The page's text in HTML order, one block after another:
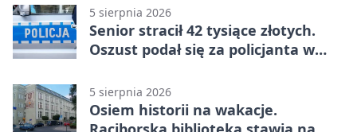
5 sierpnia 2026
Senior stracił 42 tysiące złotych.
Oszust podał się za policjanta w
5 sierpnia 2026
Osiem historii na wakacje.